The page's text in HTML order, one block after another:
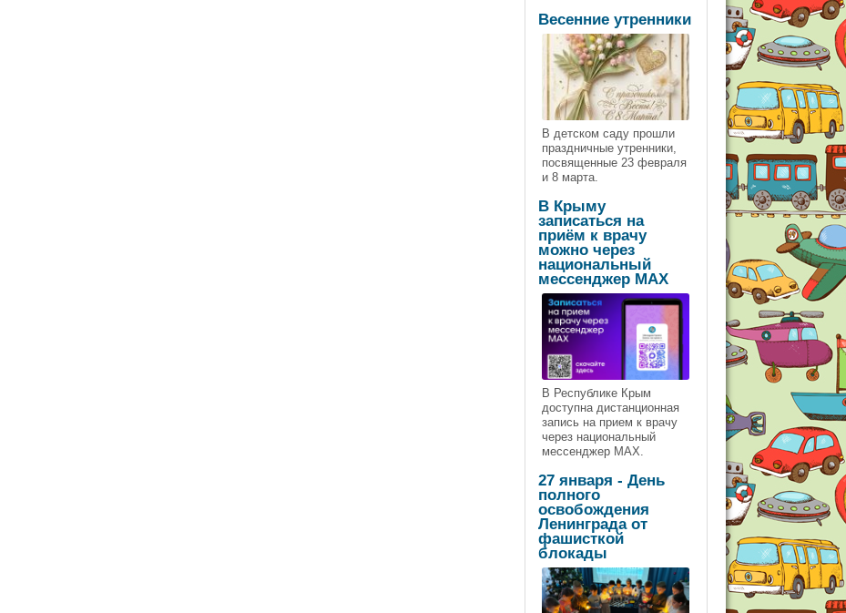
Весенние утренники
В детском саду прошли
праздничные утренники,
посвященные 23 февраля
и 8 марта.
В Крыму
записаться на
приём к врачу
можно через
национальный
мессенджер МАХ
В Республике Крым
доступна дистанционная
запись на прием к врачу
через национальный
мессенджер МАХ.
27 января - День
полного
освобождения
Ленинграда от
фашисткой
блокады